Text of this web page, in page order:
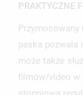
PRAKTYCZNE
Przymocowany
paska pozwala
może także
filmów/video w